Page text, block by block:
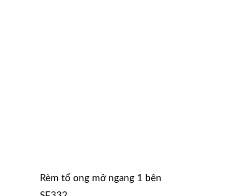
Rèm tổ ong mở ngang 1 bên